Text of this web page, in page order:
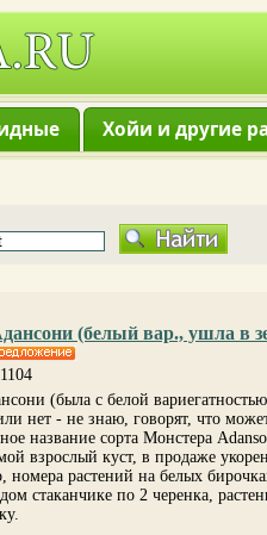
Хойи и другие
(белый вар., ушла в
(была с белой
нет - не знаю, говорят, что
название сорта Монстера
взрослый куст, в продаже
номера растений на белых
стаканчике по 2 черенка,